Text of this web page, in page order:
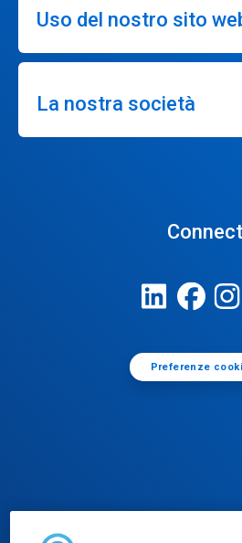
Uso del nostro sito
La nostra società
Connect
Preferenze